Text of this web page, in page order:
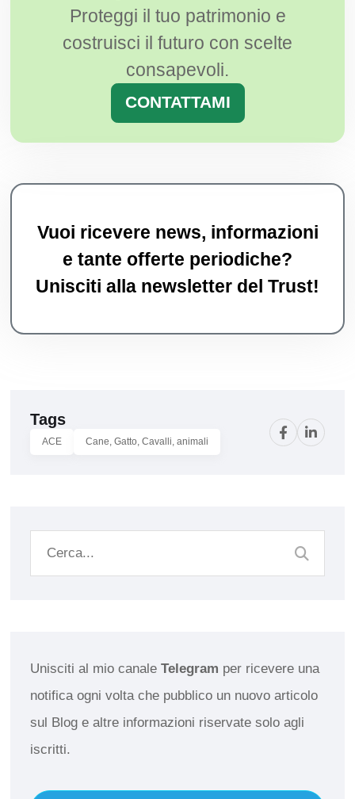
Proteggi il tuo patrimonio e
costruisci il futuro con scelte
consapevoli.
CONTATTAMI
Vuoi ricevere news, informazioni
e tante offerte periodiche?
Unisciti alla newsletter del Trust!
Tags
ACE Cane, Gatto, Cavalli, animali
Unisciti al mio canale Telegram per ricevere una
notifica ogni volta che pubblico un nuovo articolo
sul Blog e altre informazioni riservate solo agli
iscritti.